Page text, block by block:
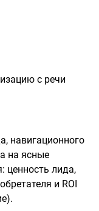
с речи
навигационного
на ясные
ценность лида,
и ROI